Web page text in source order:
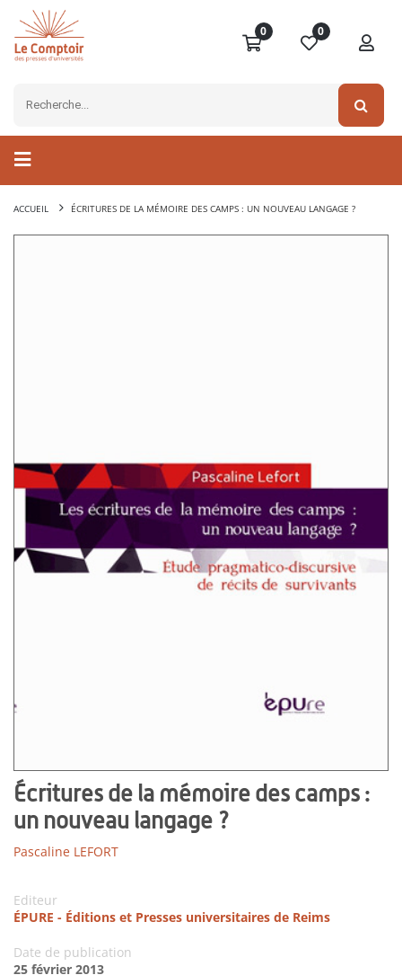
0 0
ACCUEIL ÉCRITURES DE LA MÉMOIRE DES CAMPS : UN NOUVEAU LANGAGE ?
Écritures de la mémoire des camps :
un nouveau langage ?
Pascaline LEFORT
Editeur
ÉPURE - Éditions et Presses universitaires de Reims
Date de publication
25 février 2013